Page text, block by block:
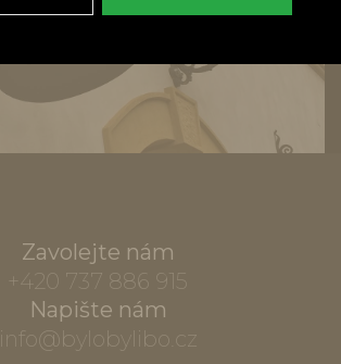
Zavolejte nám
+420 737 886 915
Napište nám
info@bylobylibo.cz